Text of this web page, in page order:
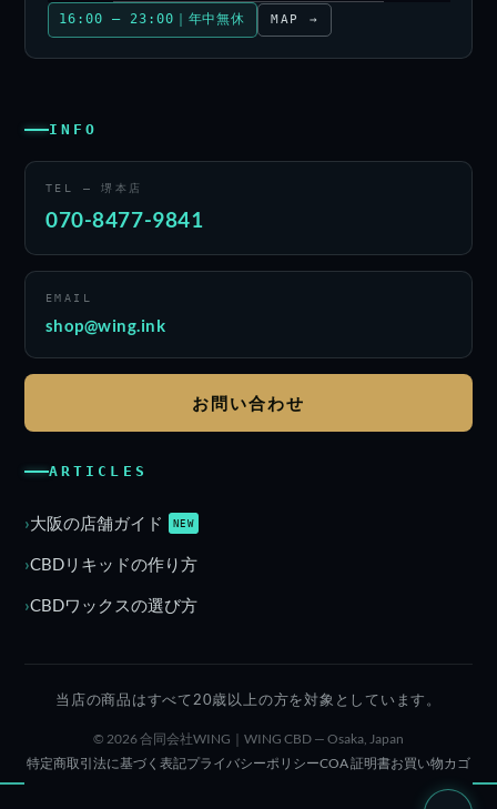
16:00 – 23:00｜年中無休 MAP →
INFO
TEL — 堺本店
070-8477-9841
EMAIL
shop@wing.ink
お問い合わせ
ARTICLES
大阪の店舗ガイド NEW
CBDリキッドの作り方
CBDワックスの選び方
当店の商品はすべて20歳以上の方を対象としています。
© 2026 合同会社WING｜WING CBD — Osaka, Japan
特定商取引法に基づく表記プライバシーポリシーCOA 証明書お買い物カゴ